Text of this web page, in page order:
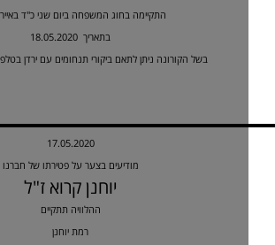
התקיימה בחוג המשפחה ביום שני כ"ד באייר תש"ף
18.05.2020 בתאריך
בשל הקורונה ניתן לתאם ביקורי תנחומים עם ירדן בטלפון: 052-5332109
17.05.2020
מודיעים בצער על פטירתו של חברנו
יוחנן קרוא ז"ל
ההלוויה תתקיים
רמת יוחנן